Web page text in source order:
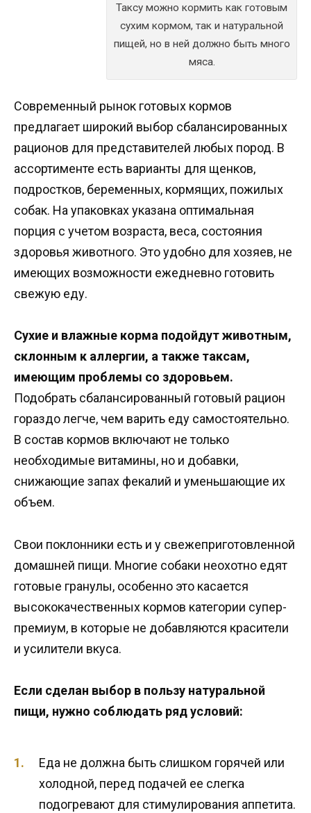
Таксу можно кормить как готовым
сухим кормом, так и натуральной
пищей, но в ней должно быть много
мяса.
Современный рынок готовых кормов
предлагает широкий выбор сбалансированных
рационов для представителей любых пород. В
ассортименте есть варианты для щенков,
подростков, беременных, кормящих, пожилых
собак. На упаковках указана оптимальная
порция с учетом возраста, веса, состояния
здоровья животного. Это удобно для хозяев, не
имеющих возможности ежедневно готовить
свежую еду.
Сухие и влажные корма подойдут животным,
склонным к аллергии, а также таксам,
имеющим проблемы со здоровьем.
Подобрать сбалансированный готовый рацион
гораздо легче, чем варить еду самостоятельно.
В состав кормов включают не только
необходимые витамины, но и добавки,
снижающие запах фекалий и уменьшающие их
объем.
Свои поклонники есть и у свежеприготовленной
домашней пищи. Многие собаки неохотно едят
готовые гранулы, особенно это касается
высококачественных кормов категории супер-
премиум, в которые не добавляются красители
и усилители вкуса.
Если сделан выбор в пользу натуральной
пищи, нужно соблюдать ряд условий:
Еда не должна быть слишком горячей или
холодной, перед подачей ее слегка
подогревают для стимулирования аппетита.